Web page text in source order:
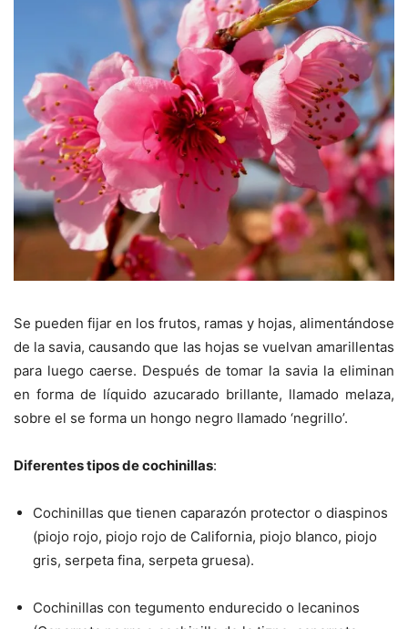
Se pueden fijar en los frutos, ramas y hojas, alimentándose
de la savia, causando que las hojas se vuelvan amarillentas
para luego caerse. Después de tomar la savia la eliminan
en forma de líquido azucarado brillante, llamado melaza,
sobre el se forma un hongo negro llamado ‘negrillo’.
Diferentes tipos de cochinillas:
Cochinillas que tienen caparazón protector o diaspinos
(piojo rojo, piojo rojo de California, piojo blanco, piojo
gris, serpeta fina, serpeta gruesa).
Cochinillas con tegumento endurecido o lecaninos